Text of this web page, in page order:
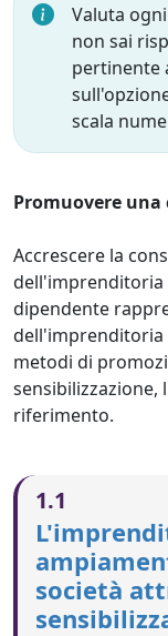
Valuta
non sai
pertinente
scala
Promuovere
Accrescere la
dell'imprenditoria
dipendente
metodi di
sensibilizzazione,
riferimento.
1.1
società